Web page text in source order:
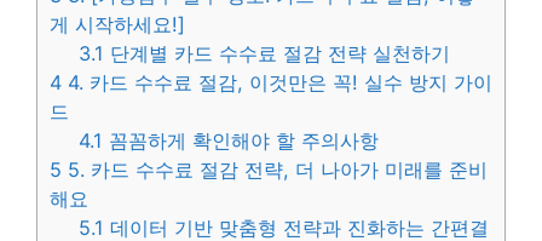
게 시작하세요!]
3.1 단계별 카드 수수료 절감 전략 실천하기
4 4. 카드 수수료 절감, 이것만은 꼭! 실수 방지 가이
드
4.1 꼼꼼하게 확인해야 할 주의사항
5 5. 카드 수수료 절감 전략, 더 나아가 미래를 준비
해요
5.1 데이터 기반 맞춤형 전략과 진화하는 간편결